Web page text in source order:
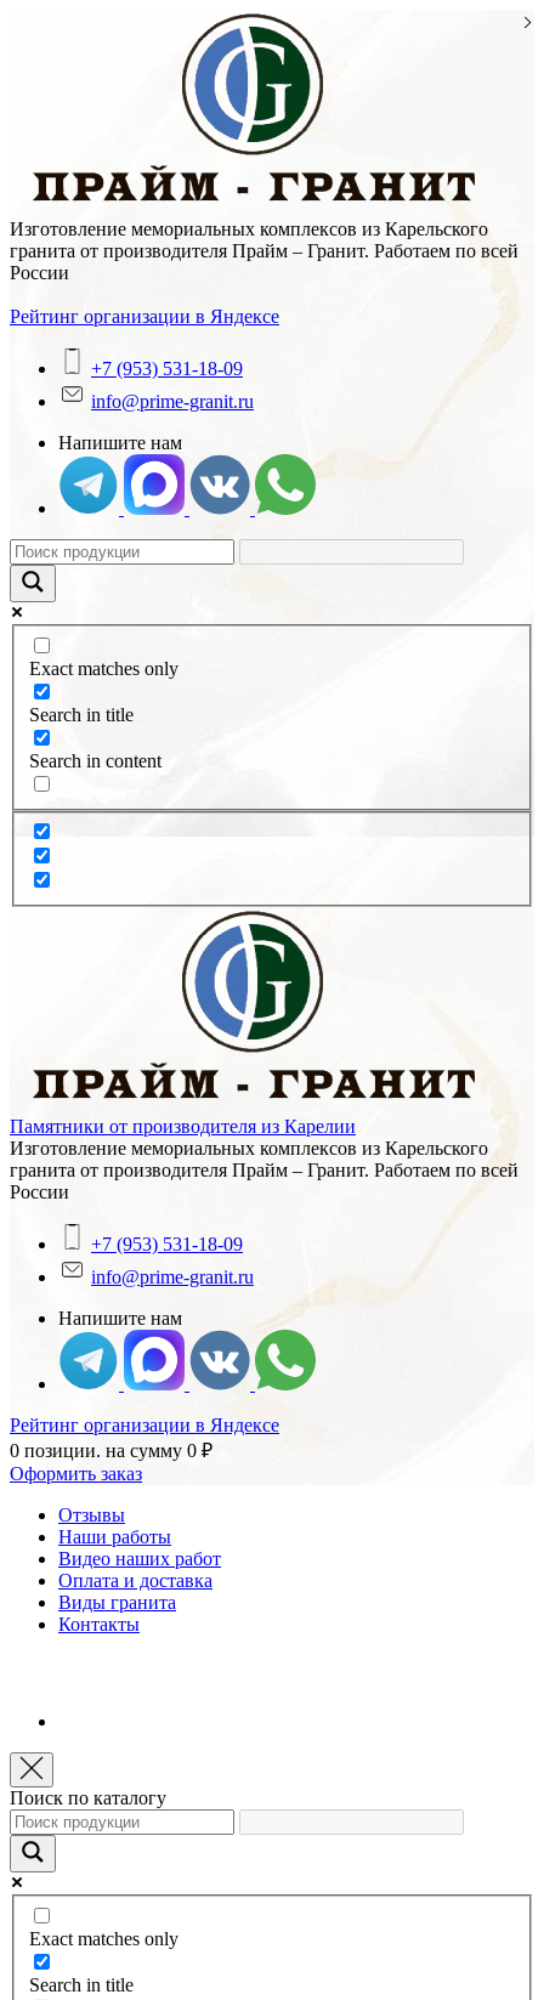
Изготовление мемориальных комплексов из Карельского
гранита от производителя Прайм – Гранит. Работаем по всей
России
Рейтинг организации в Яндексе
+7 (953) 531-18-09
info@prime-granit.ru
Напишите нам
Exact matches only
Search in title
Search in content
Памятники от производителя из Карелии
Изготовление мемориальных комплексов из Карельского
гранита от производителя Прайм – Гранит. Работаем по всей
России
+7 (953) 531-18-09
info@prime-granit.ru
Напишите нам
Рейтинг организации в Яндексе
0 позиции. на сумму 0 ₽
Оформить заказ
Отзывы
Наши работы
Видео наших работ
Оплата и доставка
Виды гранита
Контакты
Поиск по каталогу
Exact matches only
Search in title